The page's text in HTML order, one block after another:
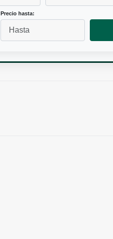
Precio hasta: